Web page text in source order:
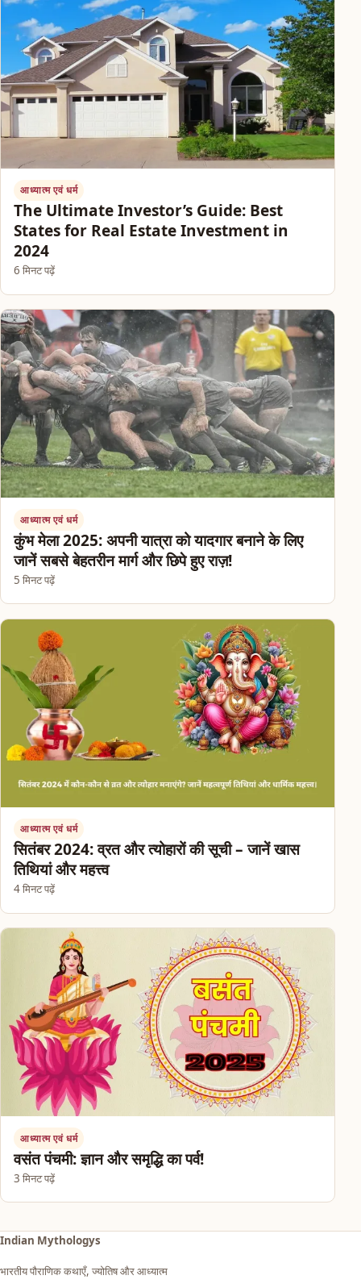
आध्यात्म एवं धर्म
The Ultimate Investor’s Guide: Best
States for Real Estate Investment in
2024
6 मिनट पढ़ें
आध्यात्म एवं धर्म
कुंभ मेला 2025: अपनी यात्रा को यादगार बनाने के लिए
जानें सबसे बेहतरीन मार्ग और छिपे हुए राज़!
5 मिनट पढ़ें
आध्यात्म एवं धर्म
सितंबर 2024: व्रत और त्योहारों की सूची – जानें खास
तिथियां और महत्त्व
4 मिनट पढ़ें
आध्यात्म एवं धर्म
वसंत पंचमी: ज्ञान और समृद्धि का पर्व!
3 मिनट पढ़ें
Indian Mythologys
भारतीय पौराणिक कथाएँ, ज्योतिष और आध्यात्म